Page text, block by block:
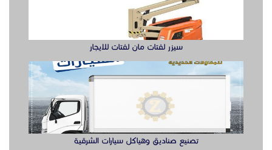
ابواب حديد ليزر او مشغول الشرقيه